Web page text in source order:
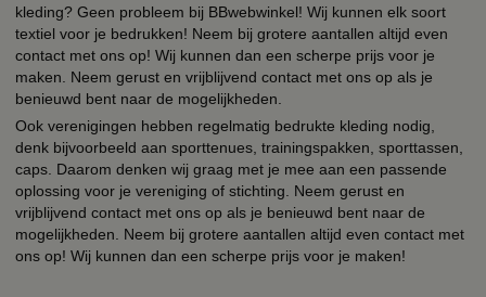
kleding? Geen probleem bij BBwebwinkel! Wij kunnen elk soort
textiel voor je bedrukken! Neem bij grotere aantallen altijd even
contact met ons op! Wij kunnen dan een scherpe prijs voor je
maken. Neem gerust en vrijblijvend contact met ons op als je
benieuwd bent naar de mogelijkheden.
Ook verenigingen hebben regelmatig bedrukte kleding nodig,
denk bijvoorbeeld aan sporttenues, trainingspakken, sporttassen,
caps. Daarom denken wij graag met je mee aan een passende
oplossing voor je vereniging of stichting. Neem gerust en
vrijblijvend contact met ons op als je benieuwd bent naar de
mogelijkheden. Neem bij grotere aantallen altijd even contact met
ons op! Wij kunnen dan een scherpe prijs voor je maken!